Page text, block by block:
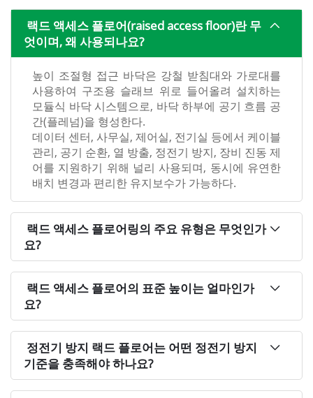
랙드 액세스 플로어(raised access floor)란 무
엇이며, 왜 사용되나요?
높이 조절형 접근 바닥은 강철 받침대와 가로대를
사용하여 구조용 슬래브 위로 들어올려 설치하는
모듈식 바닥 시스템으로, 바닥 하부에 공기 흐름 공
간(플레넘)을 형성한다.
데이터 센터, 사무실, 제어실, 전기실 등에서 케이블
관리, 공기 순환, 열 방출, 정전기 방지, 장비 진동 제
어를 지원하기 위해 널리 사용되며, 동시에 유연한
배치 변경과 편리한 유지보수가 가능하다.
랙드 액세스 플로어링의 주요 유형은 무엇인가
요?
랙드 액세스 플로어의 표준 높이는 얼마인가
요?
정전기 방지 랙드 플로어는 어떤 정전기 방지
기준을 충족해야 하나요?